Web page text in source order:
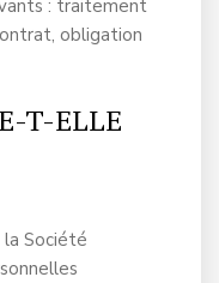
: traitement
obligation
T-ELLE
Société